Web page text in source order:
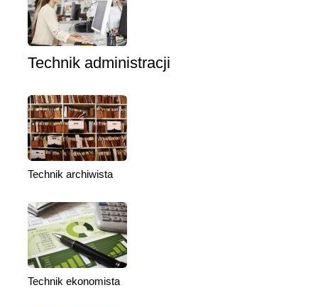
Technik administracji
Technik archiwista
Technik ekonomista